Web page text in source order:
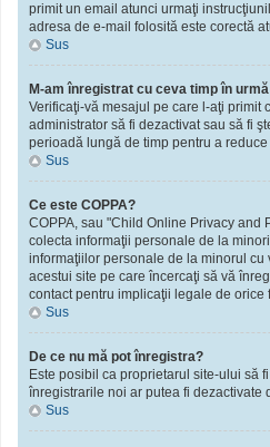
primit un email atunci urmaţi
adresa de e-mail folosită este corectă
Sus
M-am înregistrat cu ceva timp în
Verificaţi-vă mesajul pe care l-aţi primit
administrator să fi dezactivat sau să fi
perioadă lungă de timp pentru a
Sus
Ce este COPPA?
COPPA, sau "Child Online Privacy and
colecta informaţii personale de la
informaţiilor personale de la minorul
acestui site pe care încercaţi să vă
contact pentru implicaţii legale de
Sus
De ce nu mă pot înregistra?
Este posibil ca proprietarul site-ului să
înregistrarile noi ar putea fi dezactivate
Sus